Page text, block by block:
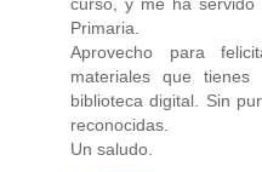
curso, y me ha servido
Primaria.
Aprovecho para
materiales que
biblioteca digital. Sin
reconocidas.
Un saludo.